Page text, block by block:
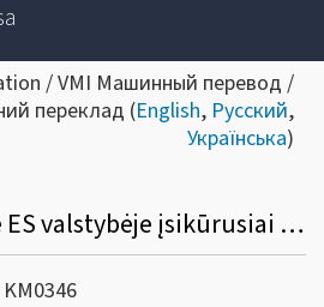
/ VMI Машинный перевод /
переклад (English, Русский,
Українська)
Kaip taikyti kitoje ES valstybėje įsikūrusiai ES institucijai Lietuvoje įsigytų prekių (paslaugų) pirkimo PVM lengvatą?